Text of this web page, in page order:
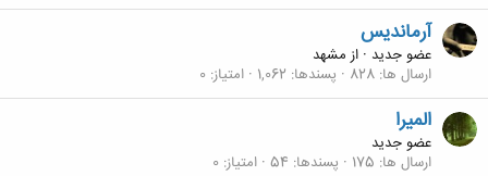
آرماندیس
عضو جدید · از مشهد
ارسال ها 828 پسندها 1,062 امتیاز 0
الميرا
عضو جدید
ارسال ها 175 پسندها 54 امتیاز 0